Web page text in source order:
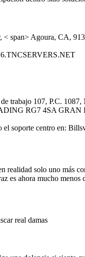
< span> Agoura, CA,
trabajo 107, P.C. 1087,
RG7 4SA GRAN
el soporte centro en:
realidad solo uno más
es ahora mucho menos
real damas